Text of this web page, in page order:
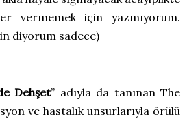
vermemek için yazmıyorum.
diyorum sadece)
Dehşet” adıyla da tanınan The
ve hastalık unsurlarıyla örülü